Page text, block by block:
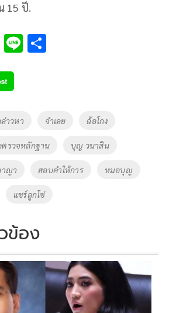
15 ปี.
C
p
y
Li
k
Li
าวหา จำเลย ฉ้อโกง
ตรวจหลักฐาน บุญ วนาสิน
าญา สอบคำให้การ หมอบุญ
แชร์ลูกโซ่
ข้อง